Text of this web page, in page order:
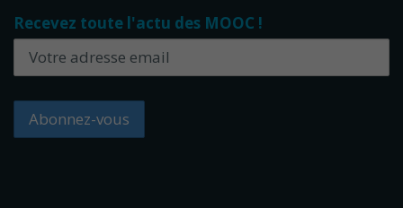
Recevez toute l'actu des MOOC !